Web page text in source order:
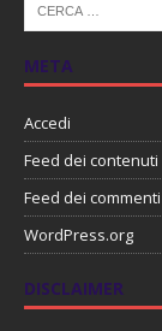
META
Accedi
Feed dei contenuti
Feed dei commenti
WordPress.org
DISCLAIMER